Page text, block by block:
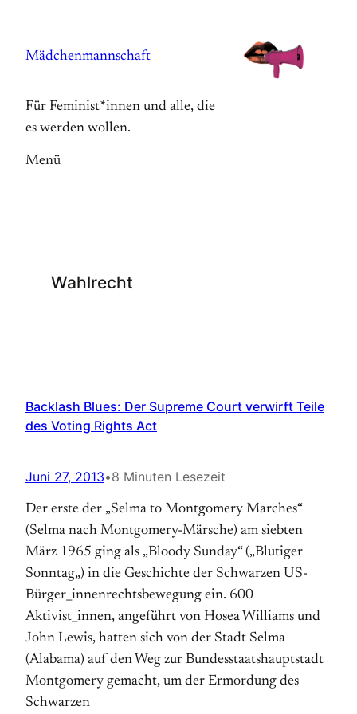
springen
Mädchenmannschaft
Für Feminist*innen und alle, die
es werden wollen.
Menü
Wahlrecht
Backlash Blues: Der Supreme Court verwirft Teile
des Voting Rights Act
Juni 27, 2013•8 Minuten Lesezeit
Der er­ste der „Selma to Mont­gom­ery Mar­ches“
(Sel­ma nach Mont­gomery-Mär­sche) am sieb­ten
März 1965 ging als „Bloody Sun­day“ („Blutiger
Sonn­tag„) in die Ge­schich­te der Schwarzen US-
Bür­ger_innen­rechts­be­we­gung ein. 600
Aktivist_innen, an­ge­führt von Hosea Williams und
John Lewis, hatten sich von der Stadt Selma
(Alabama) auf den Weg zur Bundesstaatshauptstadt
Montgomery gemacht, um der Er­mor­dung des
Schwar­zen